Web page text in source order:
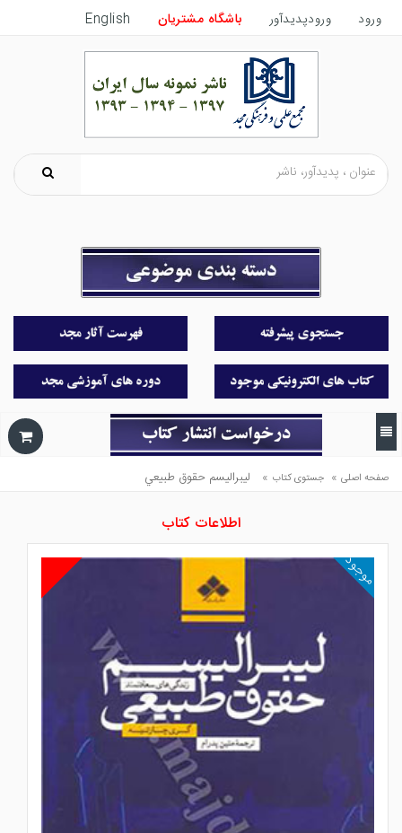
ورود ورودپدیدآور باشگاه مشتریان English
صفحه اصلی » جستوی کتاب » ليبراليسم حقوق طبيعي
اطلاعات کتاب
موجود